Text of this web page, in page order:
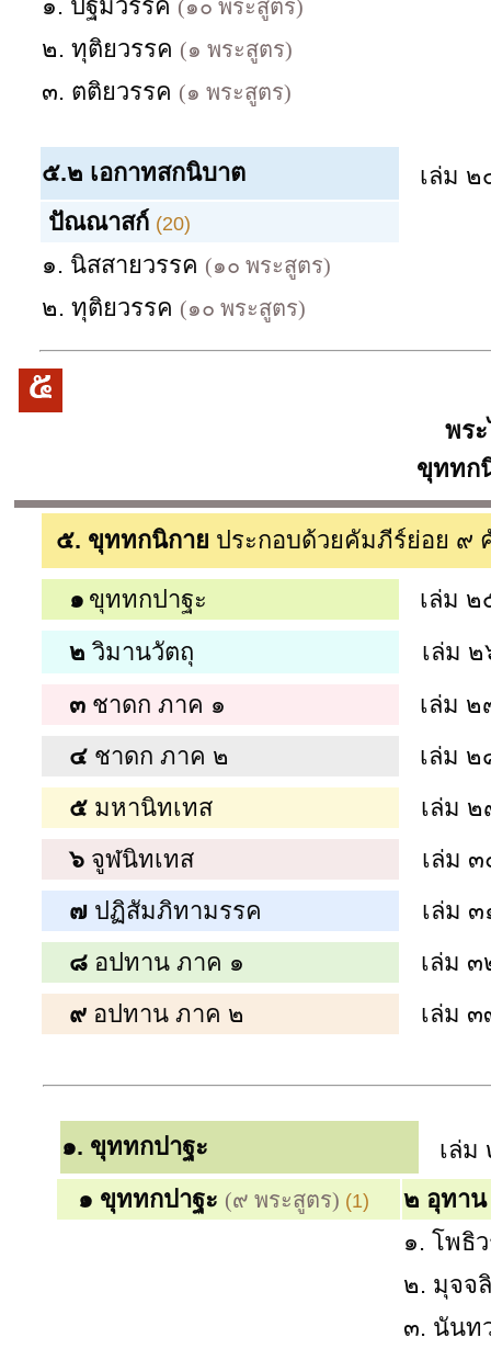
๑. ปฐมวรรค (๑๐ พระสูตร)
๒. ทุติยวรรค (๑ พระสูตร)
๓. ตติยวรรค (๑ พระสูตร)
๕.๒ เอกาทสกนิบาต
เล่ม
ปัณณาสก์ (20)
๑. นิสสายวรรค (๑๐ พระสูตร)
๒. ทุติยวรรค (๑๐ พระสูตร)
พระไตรปิ
ขุททกนิก
๕. ขุททกนิกาย ประกอบด้วยคัมภีร์ย่อย ๙
๑ ขุททกปาฐะ
เล่ม
๒ วิมานวัตถุ
เล่ม ๒
๓ ชาดก ภาค ๑
เล่ม
๔ ชาดก ภาค ๒
เล่ม
๕ มหานิทเทส
เล่ม ๒
๖ จูฬนิทเทส
เล่ม ๓
๗ ปฏิสัมภิทามรรค
เล่ม ๓
๘ อปทาน ภาค ๑
เล่ม ๓
๙ อปทาน ภาค ๒ เล่ม ๓
๑. ขุททกปาฐะ
เล่ม
๑ ขุททกปาฐะ (๙ พระสูตร) (1)
๒ อุทาน
๑. โพธิ
๒. มุจจ
๓. นันท